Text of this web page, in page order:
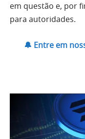
em questão e, por
para autoridades.
🔔 Entre em